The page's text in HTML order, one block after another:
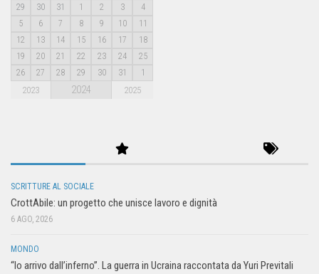
29
30 31 1 2 3
4
5
6 7 8 9 10
11
12
13 14 15 16 17
18
19
20 21 22 23 24
25
26
27 28 29 30 31 1
2023 2024 2025
SCRITTURE AL SOCIALE
CrottAbile: un progetto che unisce lavoro e dignità
6 AGO, 2026
MONDO
“Io arrivo dall’inferno”. La guerra in Ucraina raccontata da Yuri Previtali